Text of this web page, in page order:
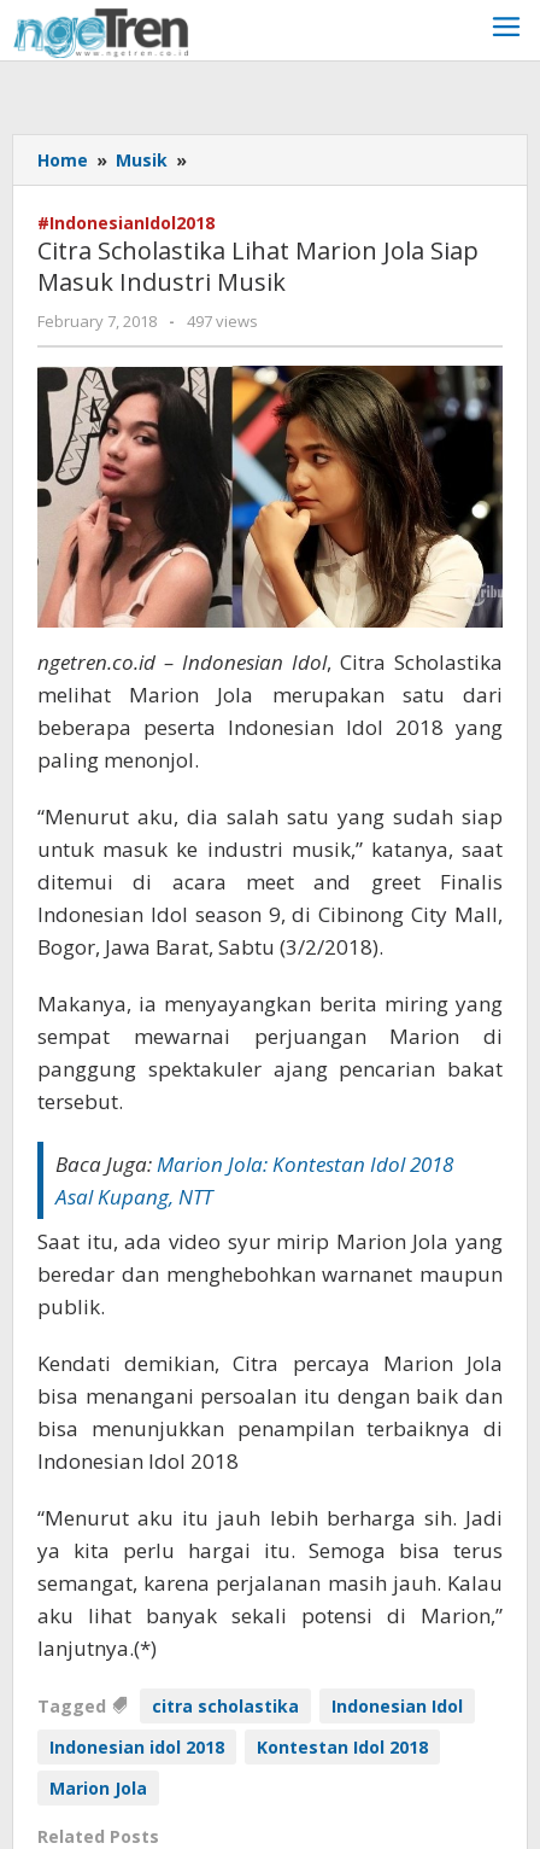
to
content
Home » Musik »
Scholastika
Marion
Jola
Siap
Masuk
Musik
#IndonesianIdol2018
Citra Scholastika Lihat Marion Jola Siap
Masuk Industri Musik
February 7, 2018
by
Cynthia
Cecilia
- 497 views
ngetren.co.id – Indonesian Idol, Citra Scholastika
melihat Marion Jola merupakan satu dari
beberapa peserta Indonesian Idol 2018 yang
paling menonjol.
“Menurut aku, dia salah satu yang sudah siap
untuk masuk ke industri musik,” katanya, saat
ditemui di acara meet and greet Finalis
Indonesian Idol season 9, di Cibinong City Mall,
Bogor, Jawa Barat, Sabtu (3/2/2018).
Makanya, ia menyayangkan berita miring yang
sempat mewarnai perjuangan Marion di
panggung spektakuler ajang pencarian bakat
tersebut.
Baca Juga:Marion Jola: Kontestan Idol 2018
Asal Kupang, NTT
Saat itu, ada video syur mirip Marion Jola yang
beredar dan menghebohkan warnanet maupun
publik.
Kendati demikian, Citra percaya Marion Jola
bisa menangani persoalan itu dengan baik dan
bisa menunjukkan penampilan terbaiknya di
Indonesian Idol 2018
“Menurut aku itu jauh lebih berharga sih. Jadi
ya kita perlu hargai itu. Semoga bisa terus
semangat, karena perjalanan masih jauh. Kalau
aku lihat banyak sekali potensi di Marion,”
lanjutnya.(*)
Tagged citra scholastika
Indonesian Idol
Indonesian idol 2018
Kontestan Idol 2018
Marion Jola
Related Posts